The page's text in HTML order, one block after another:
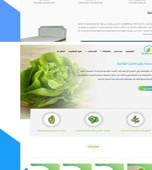
رتيل الخرج الزراعية
التفاصيل